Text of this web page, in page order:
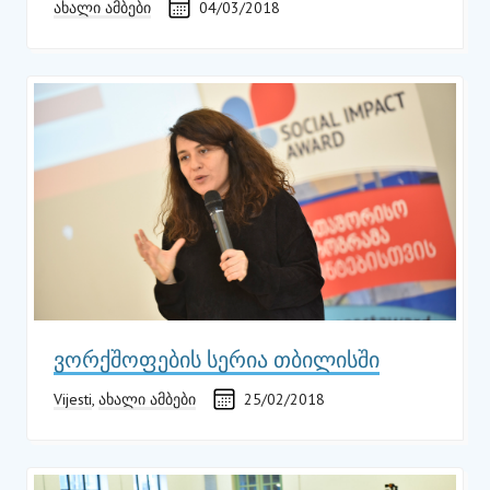
ახალი ამბები 04/03/2018
ვორქშოფების სერია თბილისში
Vijesti, ახალი ამბები 25/02/2018